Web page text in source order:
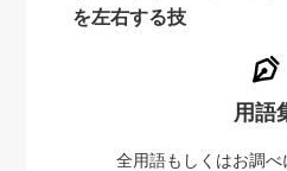
を左右する技
用語
全用語もしくはお調